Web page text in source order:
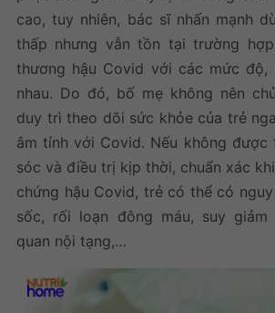
cao, tuy nhiên, bác sĩ nhấn mạnh
thấp nhưng vẫn tồn tại trường
thương hậu Covid với các mức độ,
nhau. Do đó, bố mẹ không nên
duy trì theo dõi sức khỏe của trẻ
âm tính với Covid. Nếu không được
sóc và điều trị kịp thời, chuẩn xác
chứng hậu Covid, trẻ có thể có
sốc, rối loạn đông máu, suy
quan nội tạng,…